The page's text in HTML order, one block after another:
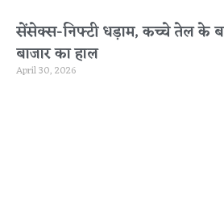
सेंसेक्स-निफ्टी धड़ाम, कच्चे तेल के
बाजार का हाल
April 30, 2026